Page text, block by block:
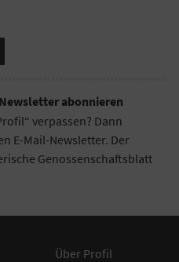
abonnieren
verpassen? Dann
E-Mail-Newsletter. Der
Genossenschaftsblatt
Über Profil